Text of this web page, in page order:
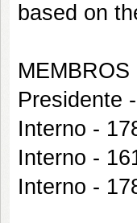
based on
Presidente
Interno -
Interno -
Interno -